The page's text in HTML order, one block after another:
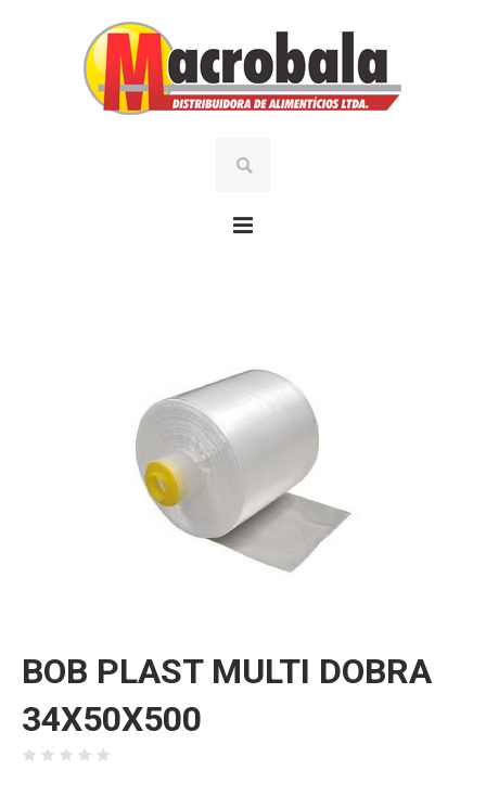
BOB PLAST MULTI DOBRA
34X50X500